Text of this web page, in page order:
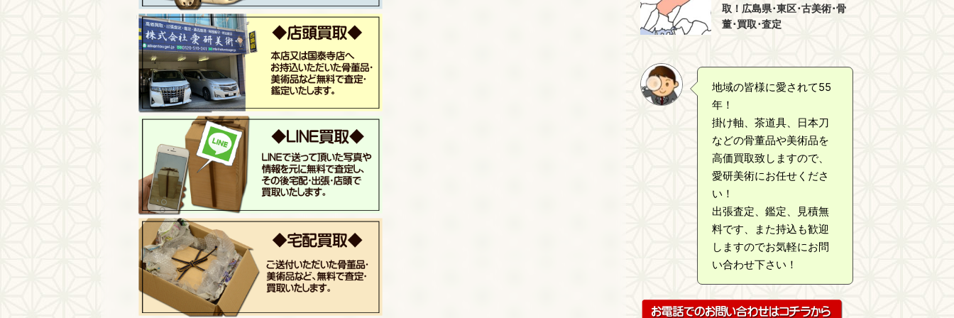
取！広島県･東区･古美術･骨
董･買取･査定
地域の皆様に愛されて55
年！
掛け軸、茶道具、日本刀
などの骨董品や美術品を
高価買取致しますので、
愛研美術にお任せくださ
い！
出張査定、鑑定、見積無
料です、また持込も歓迎
しますのでお気軽にお問
い合わせ下さい！